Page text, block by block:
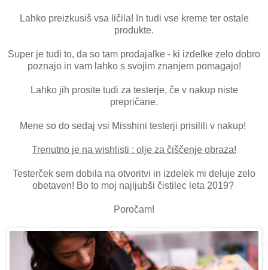
Lahko preizkusiš vsa ličila! In tudi vse kreme ter ostale
produkte.
Super je tudi to, da so tam prodajalke - ki izdelke zelo dobro
poznajo in vam lahko s svojim znanjem pomagajo!
Lahko jih prosite tudi za testerje, če v nakup niste
prepričane.
Mene so do sedaj vsi Misshini testerji prisilili v nakup!
Trenutno je na wishlisti : olje za čiščenje obraza!
Testerček sem dobila na otvoritvi in izdelek mi deluje zelo
obetaven! Bo to moj najljubši čistilec leta 2019?
Poročam!